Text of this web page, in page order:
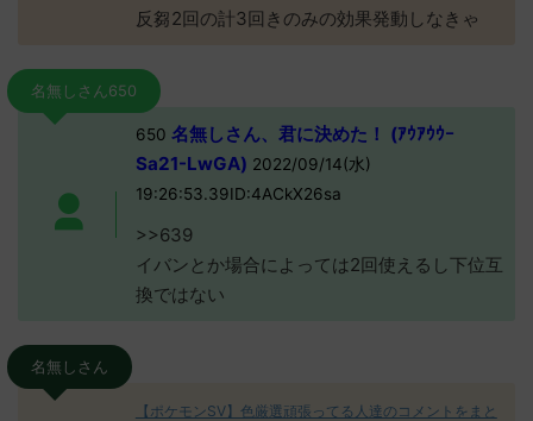
反芻2回の計3回きのみの効果発動しなきゃ
名無しさん650
650 名無しさん、君に決めた！ (ｱｳｱｳｳｰ
Sa21-LwGA) 2022/09/14(水)
19:26:53.39ID:4ACkX26sa
>>639
イバンとか場合によっては2回使えるし下位互
換ではない
名無しさん
【ポケモンSV】色厳選頑張ってる人達のコメントをまと